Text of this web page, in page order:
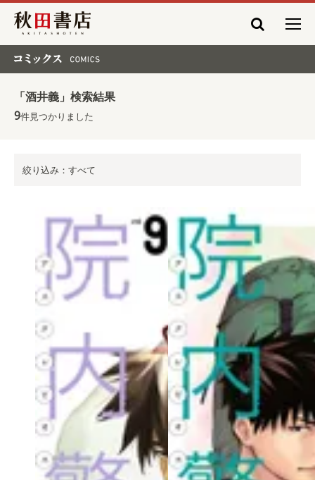
秋田書店
「酒井義」検索結果
9件見つかりました
絞り込み：すべて